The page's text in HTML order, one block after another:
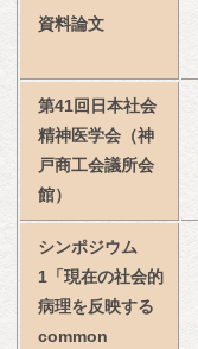
資料論文
第41回日本社会
精神医学会（神
戸商工会議所会
館）
シンポジウム
1「現在の社会的
病理を反映する
common